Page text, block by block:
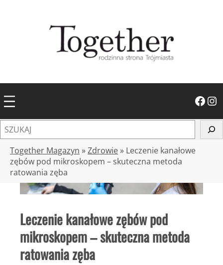
Facebook Instagram
z
Together Magazyn »Zdrowie» Leczenie kanałowe
zębów pod mikroskopem – skuteczna metoda
ratowania zęba
Leczenie kanałowe zębów pod
mikroskopem – skuteczna metoda
ratowania zęba